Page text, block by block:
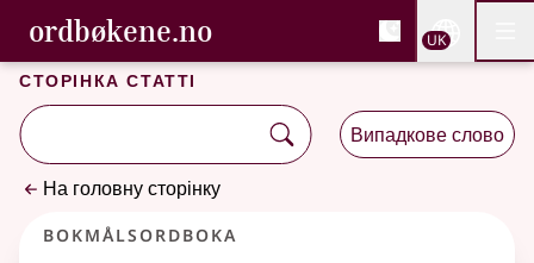
Перейти до основного вмісту
Доступність
ordbøkene.no, Cловник букмола та
Cловник букмола та Словник нюношка
UK
Сторінка статті
Випадкове слово
На головну сторінку
Bokmålsordboka